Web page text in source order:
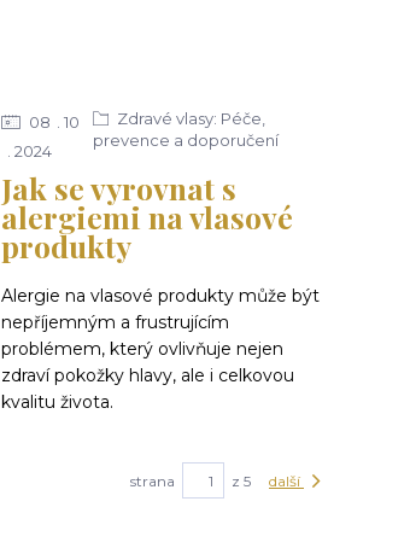
Jak se vyrovnat s
alergiemi na vlasové
produkty
08
10
2024
Zdravé vlasy: Péče,
prevence a doporučení
Alergie na vlasové produkty může být
nepříjemným a frustrujícím
problémem, který ovlivňuje nejen
zdraví pokožky hlavy, ale i celkovou
kvalitu života.
strana z 5 další